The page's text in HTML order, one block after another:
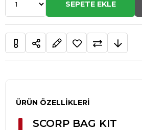
ÜRÜN ÖZELLIKLERI
SCORP BAG KIT